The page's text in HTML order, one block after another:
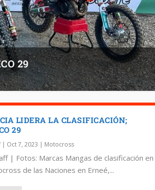
29
LIDERA LA CLASIFICACIÓN;
29
| Oct 7, 2023 | Motocross
| Fotos: Marcas Mangas de clasificación en
de las Naciones en Erneé,...